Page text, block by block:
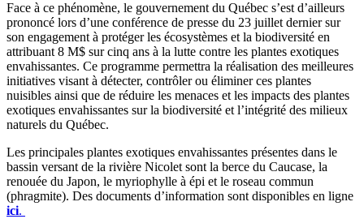
Face à ce phénomène, le gouvernement du Québec s’est d’ailleurs
prononcé lors d’une conférence de presse du 23 juillet dernier sur
son engagement à protéger les écosystèmes et la biodiversité en
attribuant 8 M$ sur cinq ans à la lutte contre les plantes exotiques
envahissantes. Ce programme permettra la réalisation des meilleures
initiatives visant à détecter, contrôler ou éliminer ces plantes
nuisibles ainsi que de réduire les menaces et les impacts des plantes
exotiques envahissantes sur la biodiversité et l’intégrité des milieux
naturels du Québec.
Les principales plantes exotiques envahissantes présentes dans le
bassin versant de la rivière Nicolet sont la berce du Caucase, la
renouée du Japon, le myriophylle à épi et le roseau commun
(phragmite). Des documents d’information sont disponibles en ligne
ici.